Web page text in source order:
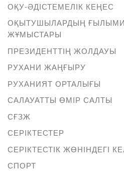
ОҚУ-ӘДІСТЕМЕЛІК КЕҢЕС
ОҚЫТУШЫЛАРДЫҢ
ЖҰМЫСТАРЫ
ПРЕЗИДЕНТТІҢ ЖОЛДАУЫ
РУХАНИ ЖАҢҒЫРУ
РУХАНИЯТ ОРТАЛЫҒЫ
САЛАУАТТЫ ӨМІР САЛТЫ
СҒЗЖ
СЕРІКТЕСТЕР
СЕРІКТЕСТІК ЖӨНІНДЕГІ
СПОРТ